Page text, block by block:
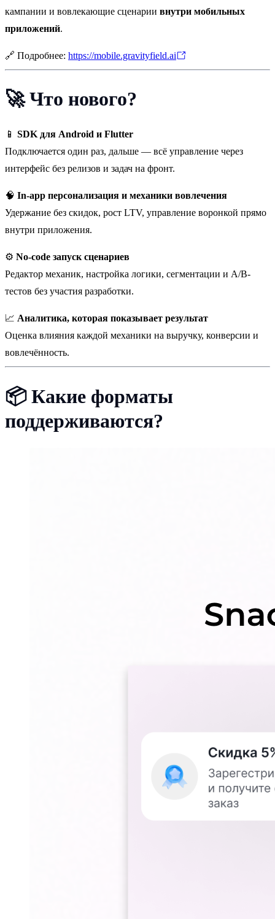
кампании и вовлекающие сценарии внутри мобильных
приложений.
🔗 Подробнее: https://mobile.gravityfield.ai
🚀Что нового?
📱 SDK для Android и Flutter
Подключается один раз, дальше — всё управление через
интерфейс без релизов и задач на фронт.
🧠 In-app персонализация и механики вовлечения
Удержание без скидок, рост LTV, управление воронкой прямо
внутри приложения.
⚙️ No-code запуск сценариев
Редактор механик, настройка логики, сегментации и A/B-
тестов без участия разработки.
📈 Аналитика, которая показывает результат
Оценка влияния каждой механики на выручку, конверсии и
вовлечённость.
📦Какие форматы
поддерживаются?